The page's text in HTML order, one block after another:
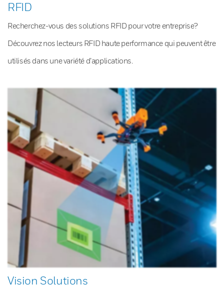
RFID
Recherchez-vous des solutions RFID pour votre entreprise?
Découvrez nos lecteurs RFID haute performance qui peuvent être
utilisés dans une variété d’applications.
Vision Solutions